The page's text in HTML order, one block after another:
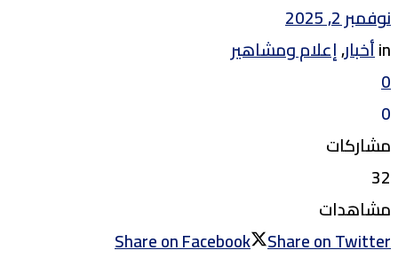
نوفمبر 2, 2025
inأخبار,إعلام ومشاهير
0
0
مشاركات
32
مشاهدات
Share on Facebook Share on Twitter